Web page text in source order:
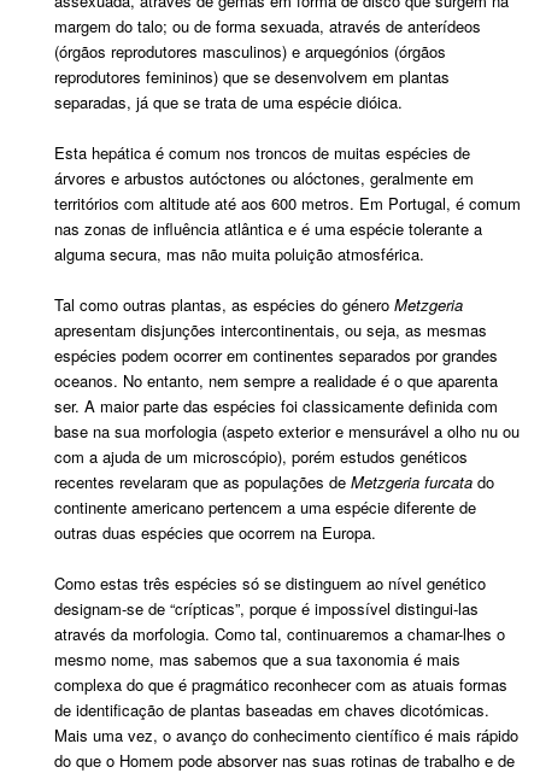
margem do talo; ou de forma sexuada, através de anterídeos
(órgãos reprodutores masculinos) e arquegónios (órgãos
reprodutores femininos) que se desenvolvem em plantas
separadas, já que se trata de uma espécie dióica.
Esta hepática é comum nos troncos de muitas espécies de
árvores e arbustos autóctones ou alóctones, geralmente em
territórios com altitude até aos 600 metros. Em Portugal, é comum
nas zonas de influência atlântica e é uma espécie tolerante a
alguma secura, mas não muita poluição atmosférica.
Tal como outras plantas, as espécies do género Metzgeria
apresentam disjunções intercontinentais, ou seja, as mesmas
espécies podem ocorrer em continentes separados por grandes
oceanos. No entanto, nem sempre a realidade é o que aparenta
ser. A maior parte das espécies foi classicamente definida com
base na sua morfologia (aspeto exterior e mensurável a olho nu ou
com a ajuda de um microscópio), porém estudos genéticos
recentes revelaram que as populações de Metzgeria furcata do
continente americano pertencem a uma espécie diferente de
outras duas espécies que ocorrem na Europa.
Como estas três espécies só se distinguem ao nível genético
designam-se de “crípticas”, porque é impossível distingui-las
através da morfologia. Como tal, continuaremos a chamar-lhes o
mesmo nome, mas sabemos que a sua taxonomia é mais
complexa do que é pragmático reconhecer com as atuais formas
de identificação de plantas baseadas em chaves dicotómicas.
Mais uma vez, o avanço do conhecimento científico é mais rápido
do que o Homem pode absorver nas suas rotinas de trabalho e de